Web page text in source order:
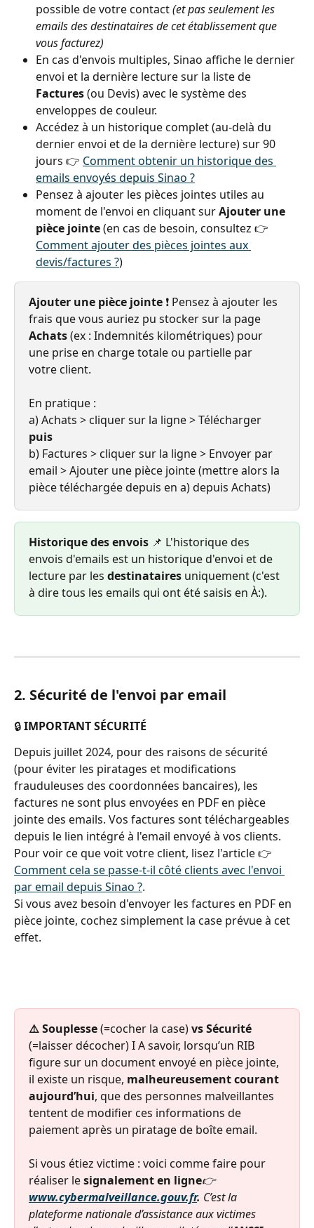
possible de votre contact (et pas seulement les
emails des destinataires de cet établissement que
vous facturez)
En cas d'envois multiples, Sinao affiche le dernier
envoi et la dernière lecture sur la liste de
Factures (ou Devis) avec le système des
enveloppes de couleur.
Accédez à un historique complet (au-delà du
dernier envoi et de la dernière lecture) sur 90
jours 👉 Comment obtenir un historique des
emails envoyés depuis Sinao ?
Pensez à ajouter les pièces jointes utiles au
moment de l'envoi en cliquant sur Ajouter une
pièce jointe (en cas de besoin, consultez 👉
Comment ajouter des pièces jointes aux
devis/factures ?)
Ajouter une pièce jointe ❗️ Pensez à ajouter les
frais que vous auriez pu stocker sur la page
Achats (ex : Indemnités kilométriques) pour
une prise en charge totale ou partielle par
votre client.
En pratique :
a) Achats > cliquer sur la ligne > Télécharger
puis
b) Factures > cliquer sur la ligne > Envoyer par
email > Ajouter une pièce jointe (mettre alors la
pièce téléchargée depuis en a) depuis Achats)
Historique des envois 📌 L'historique des
envois d'emails est un historique d'envoi et de
lecture par les destinataires uniquement (c'est
à dire tous les emails qui ont été saisis en À:).
2. Sécurité de l'envoi par email
🔒 IMPORTANT SÉCURITÉ
Depuis juillet 2024, pour des raisons de sécurité
(pour éviter les piratages et modifications
frauduleuses des coordonnées bancaires), les
factures ne sont plus envoyées en PDF en pièce
jointe des emails. Vos factures sont téléchargeables
depuis le lien intégré à l'email envoyé à vos clients.
Pour voir ce que voit votre client, lisez l'article 👉
Comment cela se passe-t-il côté clients avec l'envoi
par email depuis Sinao ?.
Si vous avez besoin d'envoyer les factures en PDF en
pièce jointe, cochez simplement la case prévue à cet
effet.
⚠️ Souplesse (=cocher la case) vs Sécurité
(=laisser décocher) I ﻿A savoir, lorsqu’un RIB
figure sur un document envoyé en pièce jointe,
il existe un risque, malheureusement courant
aujourd’hui, que des personnes malveillantes
tentent de modifier ces informations de
paiement après un piratage de boîte email.
Si vous étiez victime : voici comme faire pour
réaliser le signalement en ligne👉
www.cybermalveillance.gouv.fr. C’est la
plateforme nationale d’assistance aux victimes